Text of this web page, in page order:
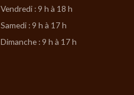
Vendredi : 9 h à 18 h
Samedi : 9 h à 17 h
Dimanche : 9 h à 17 h